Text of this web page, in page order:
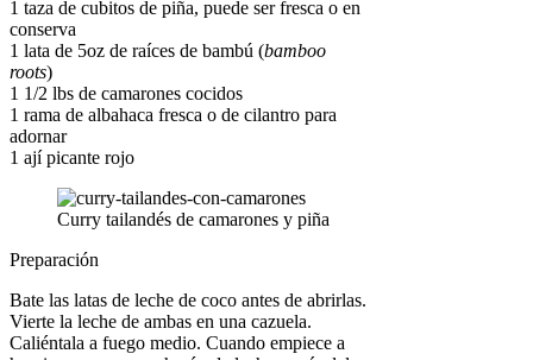
1 taza de cubitos de piña, puede ser fresca o en
conserva
1 lata de 5oz de raíces de bambú (bamboo
roots)
1 1/2 lbs de camarones cocidos
1 rama de albahaca fresca o de cilantro para
adornar
1 ají picante rojo
Curry tailandés de camarones y piña
Preparación
Bate las latas de leche de coco antes de abrirlas.
Vierte la leche de ambas en una cazuela.
Caliéntala a fuego medio. Cuando empiece a